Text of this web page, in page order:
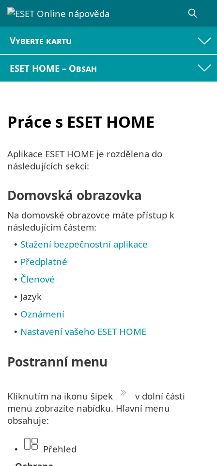
Vyberte kartu
ESET HOME – Obsah
Práce s ESET HOME
Aplikace ESET HOME je rozdělena do
následujících sekcí:
Domovská obrazovka
Na domovské obrazovce máte přístup k
následujícím částem:
• Stažení bezpečnostní aplikace
• Předplatné
• Členové
• Jazyk
• Oznámení
• Nastavení vašeho ESET HOME
Postranní menu
Kliknutím na ikonu šipek
v dolní části
menu zobrazíte nabídku. Hlavní menu
obsahuje:
•
Přehled